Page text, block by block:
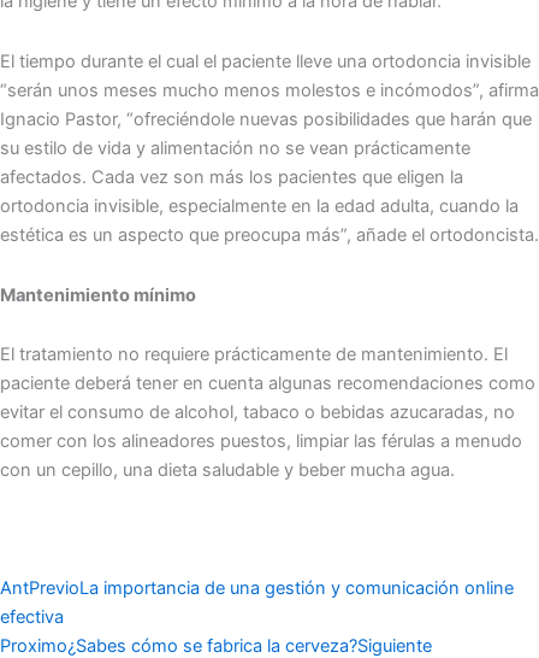
El tiempo durante el cual el paciente lleve una ortodoncia invisible
“serán unos meses mucho menos molestos e incómodos”, afirma
Ignacio Pastor, “ofreciéndole nuevas posibilidades que harán que
su estilo de vida y alimentación no se vean prácticamente
afectados. Cada vez son más los pacientes que eligen la
ortodoncia invisible, especialmente en la edad adulta, cuando la
estética es un aspecto que preocupa más”, añade el ortodoncista.
Mantenimiento mínimo
El tratamiento no requiere prácticamente de mantenimiento. El
paciente deberá tener en cuenta algunas recomendaciones como
evitar el consumo de alcohol, tabaco o bebidas azucaradas, no
comer con los alineadores puestos, limpiar las férulas a menudo
con un cepillo, una dieta saludable y beber mucha agua.
AntPrevioLa importancia de una gestión y comunicación online
efectiva
Proximo¿Sabes cómo se fabrica la cerveza?Siguiente